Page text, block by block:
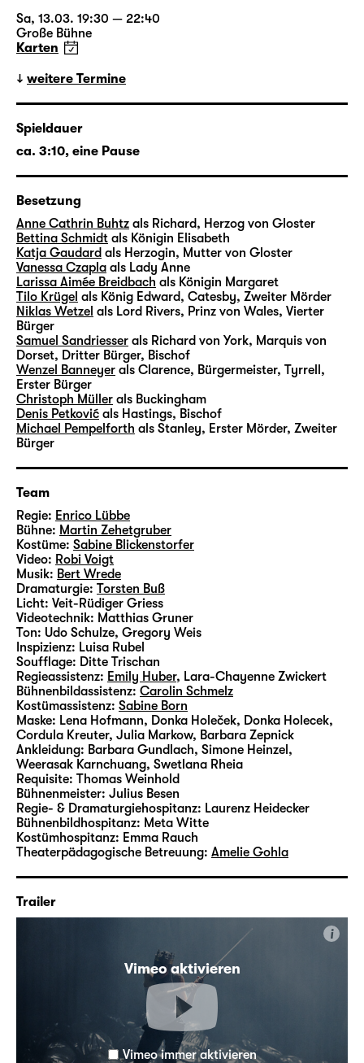
Zusammenarbeit u. a. mit Lorenzo Fioroni,
Corinna von Rad, Barbara David Brüesch
oder Jonas Knecht. Bert Wrede komponierte
zahlreiche Musiken u. a. für Filme von Detlev
Buck und Thomas Stuber oder Inszenierungen
von Michael Thalheimer und Mateja Koležnik.
In Leipzig wirkte er zuletzt mit bei der
Uraufführung der Theaterfassung von
Richard Yates’ „Zeiten des Aufruhrs“ in der
Regie von Enrico Lübbe.
„Richard III“ in 30 Sekunden
mit Chefdramaturg Torsten Buß
Vimeo aktivieren
Vimeo immer aktivieren
Sa, 13.03. 19:30 — 22:40
Große Bühne
Karten
weitere Termine
Spieldauer
ca. 3:10, eine Pause
Besetzung
Anne Cathrin Buhtz als Richard, Herzog von Gloster
Bettina Schmidt als Königin Elisabeth
Katja Gaudard als Herzogin, Mutter von Gloster
Vanessa Czapla als Lady Anne
Larissa Aimée Breidbach als Königin Margaret
Tilo Krügel als König Edward, Catesby, Zweiter Mörder
Niklas Wetzel als Lord Rivers, Prinz von Wales, Vierter
Bürger
Samuel Sandriesser als Richard von York, Marquis von
Dorset, Dritter Bürger, Bischof
Wenzel Banneyer als Clarence, Bürgermeister, Tyrrell,
Erster Bürger
Christoph Müller als Buckingham
Denis Petković als Hastings, Bischof
Michael Pempelforth als Stanley, Erster Mörder, Zweiter
Bürger
Team
Regie: Enrico Lübbe
Bühne: Martin Zehetgruber
Kostüme: Sabine Blickenstorfer
Video: Robi Voigt
Musik: Bert Wrede
Dramaturgie: Torsten Buß
Licht: Veit-Rüdiger Griess
Videotechnik: Matthias Gruner
Ton: Udo Schulze, Gregory Weis
Inspizienz: Luisa Rubel
Soufflage: Ditte Trischan
Regieassistenz: Emily Huber, Lara-Chayenne Zwickert
Bühnenbildassistenz: Carolin Schmelz
Kostümassistenz: Sabine Born
Maske: Lena Hofmann, Donka Holeček, Donka Holecek,
Cordula Kreuter, Julia Markow, Barbara Zepnick
Ankleidung: Barbara Gundlach, Simone Heinzel,
Weerasak Karnchuang, Swetlana Rheia
Requisite: Thomas Weinhold
Bühnenmeister: Julius Besen
Regie- & Dramaturgiehospitanz: Laurenz Heidecker
Bühnenbildhospitanz: Meta Witte
Kostümhospitanz: Emma Rauch
Theaterpädagogische Betreuung: Amelie Gohla
Trailer
Vimeo aktivieren
i
Vimeo immer aktivieren